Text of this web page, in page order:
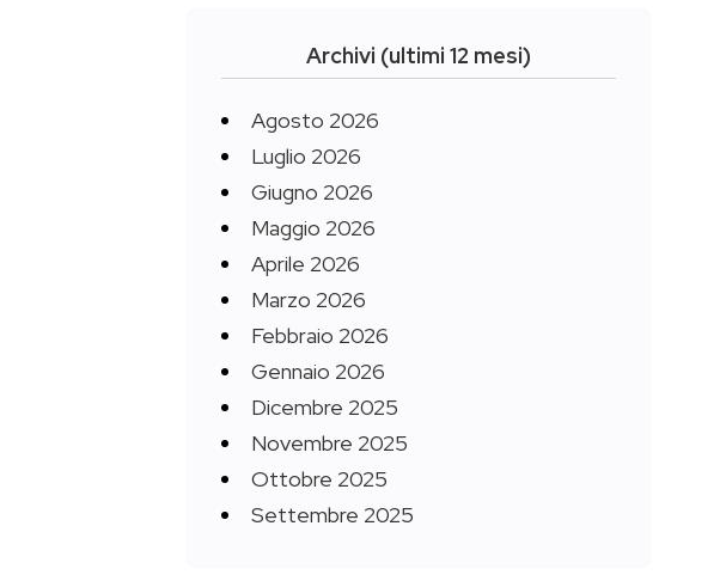
Archivi (ultimi 12 mesi)
Agosto 2026
Luglio 2026
Giugno 2026
Maggio 2026
Aprile 2026
Marzo 2026
Febbraio 2026
Gennaio 2026
Dicembre 2025
Novembre 2025
Ottobre 2025
Settembre 2025